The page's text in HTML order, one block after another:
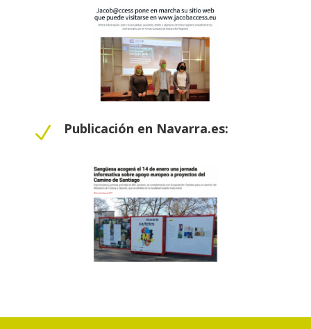
N Publicación en Navarra.es: